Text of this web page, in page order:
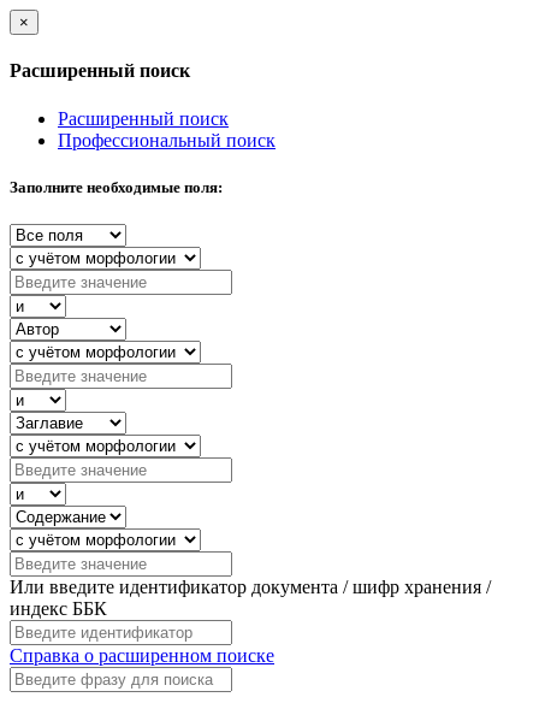
×
Расширенный поиск
Расширенный поиск
Профессиональный поиск
Заполните необходимые поля:
Или введите идентификатор документа / шифр хранения /
индекс ББК
Справка о расширенном поиске